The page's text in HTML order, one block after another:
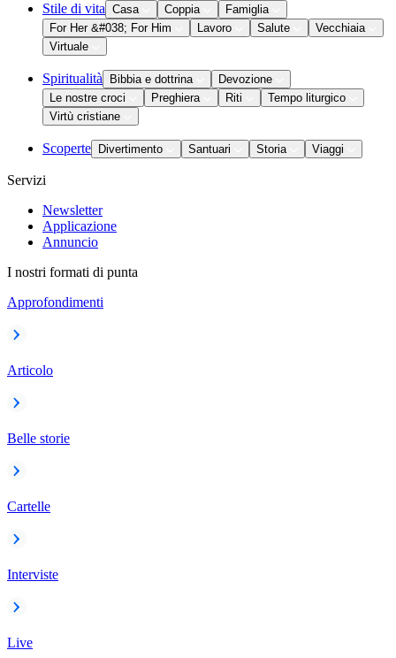
Stile di vita Casa Coppia
Famiglia
For Her &#038; For Him
Lavoro Salute
Vecchiaia
Virtuale
Spiritualità Bibbia e dottrina
Devozione
Le nostre croci
Preghiera Riti
Tempo liturgico
Virtù cristiane
Scoperte Divertimento Santuari Storia Viaggi
Servizi
Newsletter
Applicazione
Annuncio
I nostri formati di punta
Approfondimenti
Articolo
Belle storie
Cartelle
Interviste
Live